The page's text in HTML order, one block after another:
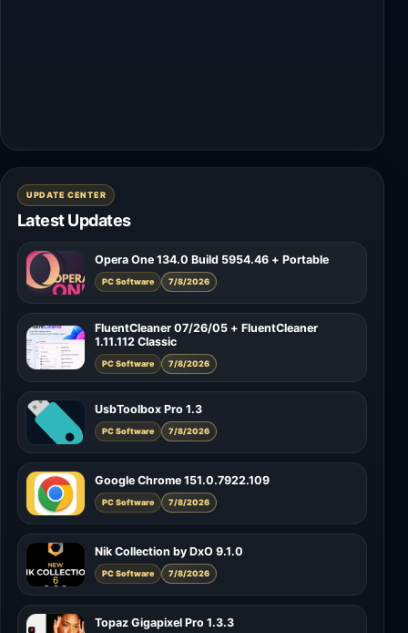
UPDATE CENTER
Latest Updates
Opera One 134.0 Build 5954.46 + Portable
PC Software 7/8/2026
FluentCleaner 07/26/05 + FluentCleaner
1.11.112 Classic
PC Software 7/8/2026
UsbToolbox Pro 1.3
PC Software 7/8/2026
Google Chrome 151.0.7922.109
PC Software 7/8/2026
Nik Collection by DxO 9.1.0
PC Software 7/8/2026
Topaz Gigapixel Pro 1.3.3